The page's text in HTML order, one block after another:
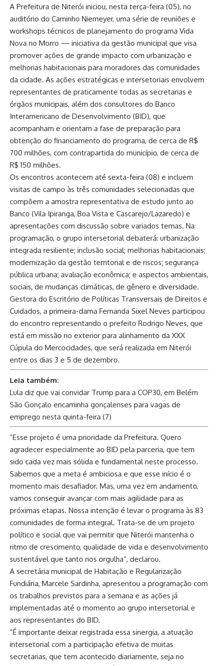
A Prefeitura de Niterói iniciou, nesta terça-feira (05), no
auditório do Caminho Niemeyer, uma série de reuniões e
workshops técnicos de planejamento do programa Vida
Nova no Morro — iniciativa da gestão municipal que visa
promover ações de grande impacto com urbanização e
melhorias habitacionais para moradores das comunidades
da cidade. As ações estratégicas e intersetoriais envolvem
representantes de praticamente todas as secretarias e
órgãos municipais, além dos consultores do Banco
Interamericano de Desenvolvimento (BID), que
acompanham e orientam a fase de preparação para
obtenção do financiamento do programa, de cerca de R$
700 milhões, com contrapartida do município, de cerca de
R$ 150 milhões.
Os encontros acontecem até sexta-feira (08) e incluem
visitas de campo às três comunidades selecionadas que
compõem a amostra representativa de estudo junto ao
Banco (Vila Ipiranga, Boa Vista e Cascarejo/Lazaredo) e
apresentações com discussão sobre variados temas. Na
programação, o grupo intersetorial debaterá: urbanização
integrada resiliente; inclusão social; melhorias habitacionais;
modernização da gestão territorial e de riscos; segurança
pública urbana; avaliação econômica; e aspectos ambientais,
sociais, de mudanças climáticas, de gênero e diversidade.
Gestora do Escritório de Políticas Transversais de Direitos e
Cuidados, a primeira-dama Fernanda Sixel Neves participou
do encontro representando o prefeito Rodrigo Neves, que
está em missão no exterior para alinhamento da XXX
Cúpula do Mercocidades, que será realizada em Niterói
entre os dias 3 e 5 de dezembro.
Leia também:
Lula diz que vai convidar Trump para a COP30, em Belém
São Gonçalo encaminha gonçalenses para vagas de
emprego nesta quinta-feira (7)
“Esse projeto é uma prioridade da Prefeitura. Quero
agradecer especialmente ao BID pela parceria, que tem
sido cada vez mais sólida e fundamental neste processo.
Sabemos que a meta é ambiciosa e que esse início é o
momento mais desafiador. Mas, uma vez em andamento,
vamos conseguir avançar com mais agilidade para as
próximas etapas. Nossa intenção é levar o programa às 83
comunidades de forma integral. Trata-se de um projeto
político e social que vai permitir que Niterói mantenha o
ritmo de crescimento, qualidade de vida e desenvolvimento
sustentável que tanto nos orgulha”, declarou.
A secretária municipal de Habitação e Regularização
Fundiária, Marcele Sardinha, apresentou a programação com
os trabalhos previstos para a semana e as ações já
implementadas até o momento ao grupo intersetorial e
aos representantes do BID.
“É importante deixar registrada essa sinergia, a atuação
intersetorial com a participação efetiva de muitas
secretarias, que tem acontecido diariamente, seja no